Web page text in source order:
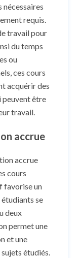
requis.
travail pour
du temps
ou
ces cours
acquérir des
peuvent être
travail.
accrue
accrue
cours
favorise un
se
deux
permet une
et une
étudiés.